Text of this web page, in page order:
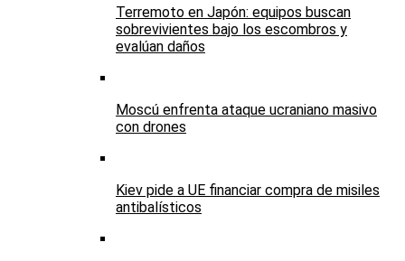
Terremoto en Japón: equipos buscan
sobrevivientes bajo los escombros y
evalúan daños
Moscú enfrenta ataque ucraniano masivo
con drones
Kiev pide a UE financiar compra de misiles
antibalísticos